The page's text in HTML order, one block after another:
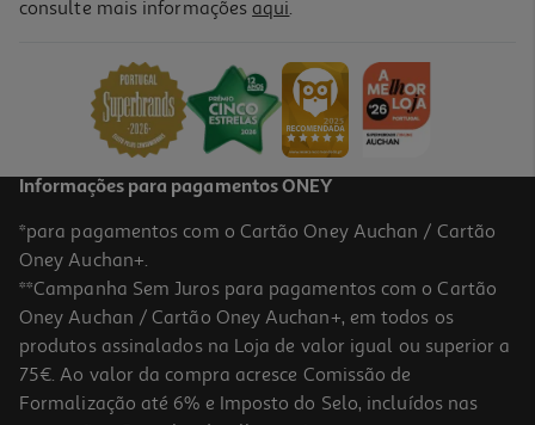
consulte mais informações aqui.
Informações para pagamentos ONEY
*para pagamentos com o Cartão Oney Auchan / Cartão
Oney Auchan+.
**Campanha Sem Juros para pagamentos com o Cartão
Oney Auchan / Cartão Oney Auchan+, em todos os
produtos assinalados na Loja de valor igual ou superior a
75€. Ao valor da compra acresce Comissão de
Formalização até 6% e Imposto do Selo, incluídos nas